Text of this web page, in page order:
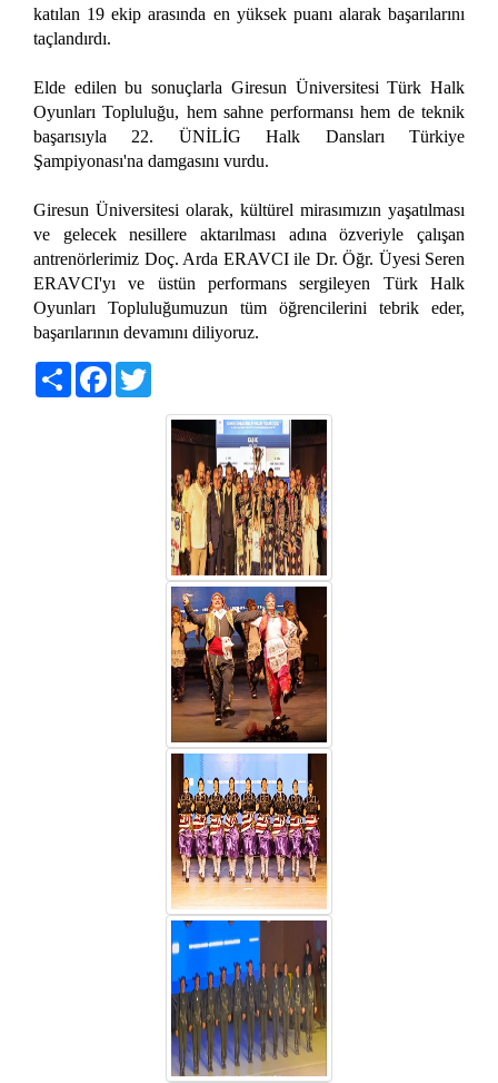
katılan 19 ekip arasında en yüksek puanı alarak başarılarını
taçlandırdı.
Elde edilen bu sonuçlarla Giresun Üniversitesi Türk Halk
Oyunları Topluluğu, hem sahne performansı hem de teknik
başarısıyla 22. ÜNİLİG Halk Dansları Türkiye
Şampiyonası'na damgasını vurdu.
Giresun Üniversitesi olarak, kültürel mirasımızın yaşatılması
ve gelecek nesillere aktarılması adına özveriyle çalışan
antrenörlerimiz Doç. Arda ERAVCI ile Dr. Öğr. Üyesi Seren
ERAVCI'yı ve üstün performans sergileyen Türk Halk
Oyunları Topluluğumuzun tüm öğrencilerini tebrik eder,
başarılarının devamını diliyoruz.
Share Facebook